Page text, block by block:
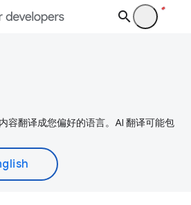
容翻译成您偏好的语言。AI 翻译可能包